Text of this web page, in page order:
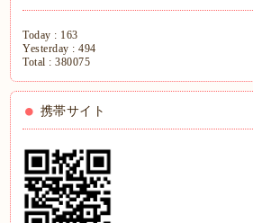
Today : 163
Yesterday :494
Total :380075
携帯サイト